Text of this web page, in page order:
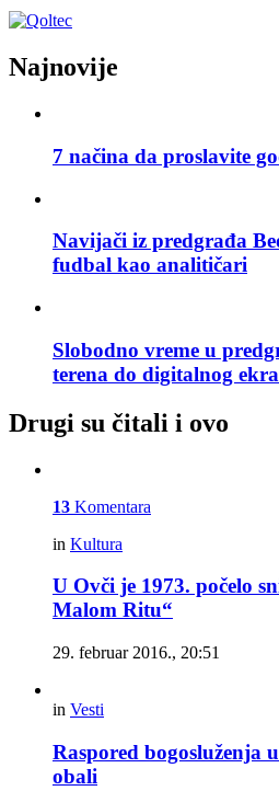
Najnovije
7 načina da proslavite
Navijači iz predgrađa
fudbal kao analitičari
Slobodno vreme u
terena do digitalnog
Drugi su čitali i ovo
13 Komentara
in Kultura
U Ovči je 1973. počelo
Malom Ritu“
29. februar 2016., 20:51
in Vesti
Raspored bogosluženja
obali